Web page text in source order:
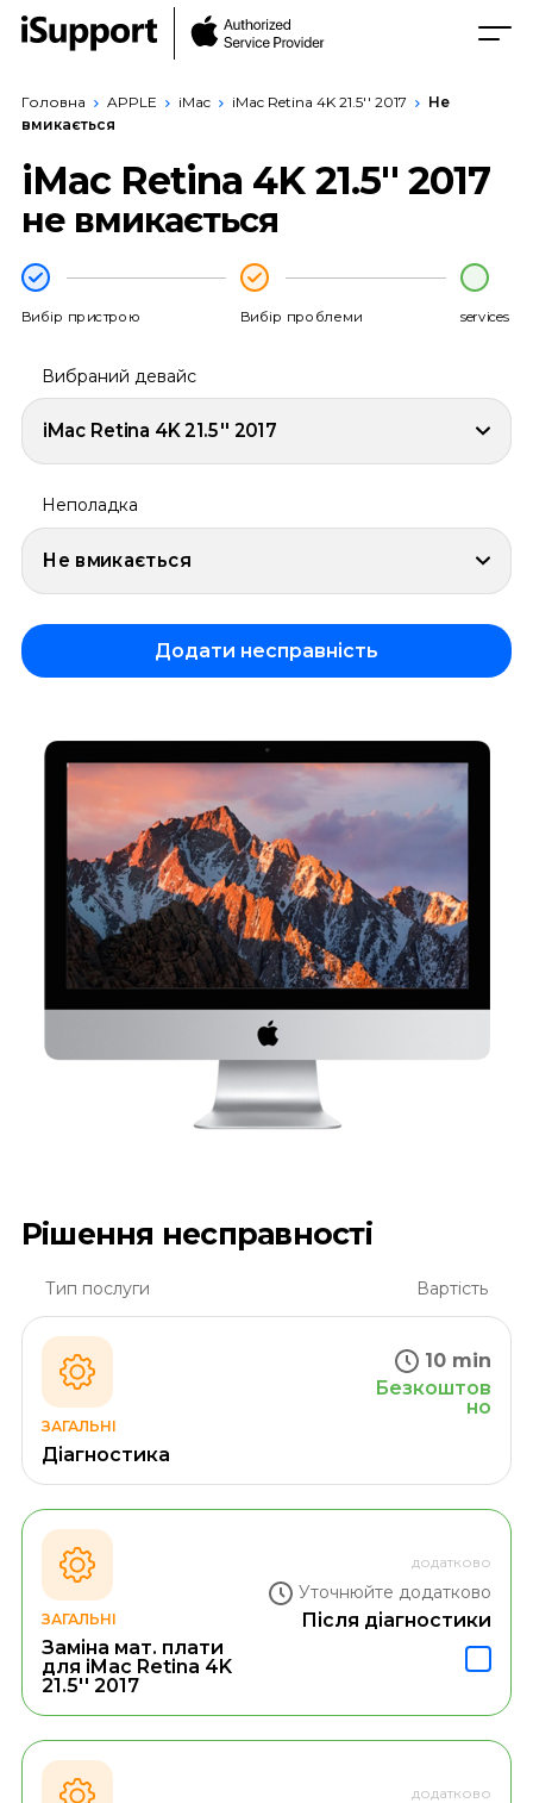
Головна APPLE iMac iMac Retina 4K 21.5'' 2017
Не
вмикається
iMac Retina 4K 21.5'' 2017
не вмикається
Вибір пристрою Вибір проблеми services
Вибраний девайс
iMac Retina 4K 21.5'' 2017
Неполадка
Не вмикається
Додати несправність
Рішення несправності
Тип послуги Вартість
ЗАГАЛЬНІ
Діагностика
10 min
Безкоштов
но
ЗАГАЛЬНІ
Заміна мат. плати
для iMac Retina 4K
21.5'' 2017
додатково
Уточнюйте додатково
Після діагностики
додатково